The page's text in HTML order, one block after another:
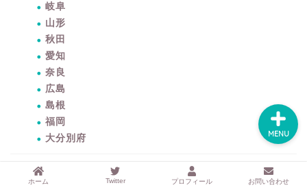
岐阜
山形
秋田
愛知
奈良
広島
島根
福岡
大分別府
お知らせ
ホーム Twitter プロフィール お問い合わせ
MENU